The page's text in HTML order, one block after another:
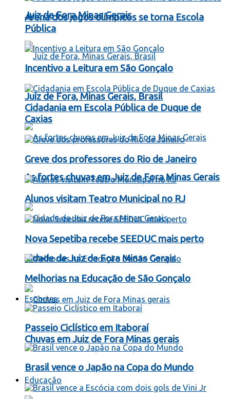
Juiz de Fora Minas Gerais
Juíz de Fora, Minas Gerais, Brasil
As fortes chuvas em Juiz de Fora Minas Gerais
Cidade de Juiz de Fora Minas Gerais
Chuvas em Juiz de Fora Minas gerais
Educação
Arena dos jogos olímpicos se torna Escola
Pública
Incentivo a Leitura em São Gonçalo
Cidadania em Escola Pública de Duque de
Caxias
Greve dos professores do Rio de Janeiro
Alunos visitam Teatro Municipal no RJ
Nova Sepetiba recebe SEEDUC mais perto
Melhorias na Educação de São Gonçalo
Esportes
Passeio Ciclístico em Itaboraí
Brasil vence o Japão na Copa do Mundo